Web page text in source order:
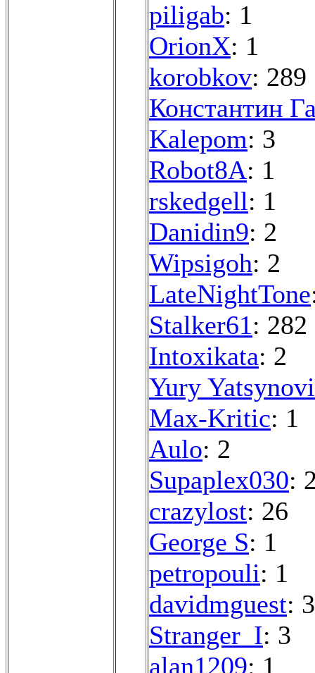
piligab: 1
OrionX: 1
korobkov: 289
Константин
Kalepom: 3
Robot8A: 1
rskedgell: 1
Danidin9: 2
Wipsigoh: 2
LateNightTone
Stalker61: 282
Intoxikata: 2
Yury
Max-Kritic: 1
Aulo: 2
Supaplex030:
crazylost: 26
George S: 1
petropouli: 1
davidmguest: 3
Stranger_I: 3
alan1209: 1